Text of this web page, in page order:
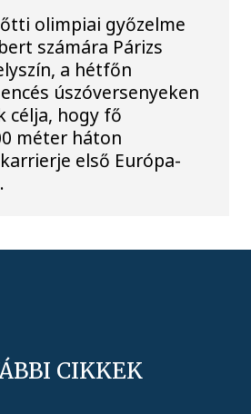
olimpiai győzelme
számára Párizs
a hétfőn
úszóversenyeken
célja, hogy fő
méter háton
első Európa-
CIKKEK